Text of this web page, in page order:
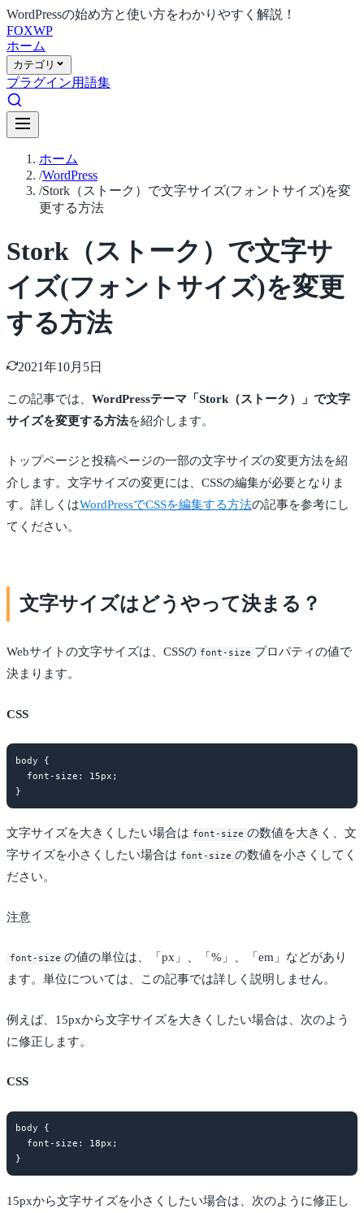
WordPressの始め方と使い方をわかりやすく解説！
FOXWP
ホーム
カテゴリ
プラグイン用語集
ホーム
/WordPress
/Stork（ストーク）で文字サイズ(フォントサイズ)を変
更する方法
Stork（ストーク）で文字サ
イズ(フォントサイズ)を変更
する方法
2021年10月5日
この記事では、 WordPressテーマ「Stork（ストーク）」で文字
サイズを変更する方法を紹介します。
トップページと投稿ページの一部の文字サイズの変更方法を紹
介します。文字サイズの変更には、CSSの編集が必要となりま
す。詳しくはWordPressでCSSを編集する方法の記事を参考にし
てください。
文字サイズはどうやって決まる？
Webサイトの文字サイズは、CSSの font-size プロパティの値で
決まります。
CSS
body {
  font-size: 15px;
文字サイズを大きくしたい場合は font-size の数値を大きく、文
字サイズを小さくしたい場合は font-size の数値を小さくしてく
ださい。
注意
font-size の値の単位は、「px」、「%」、「em」などがあり
ます。単位については、この記事では詳しく説明しません。
例えば、15pxから文字サイズを大きくしたい場合は、次のよう
に修正します。
CSS
body {
  font-size: 18px;
15pxから文字サイズを小さくしたい場合は、次のように修正し